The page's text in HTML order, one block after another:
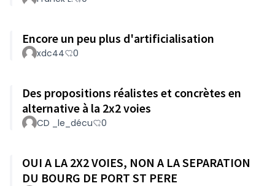
Encore un peu plus d'artificialisation
xdc44 0
Des propositions réalistes et concrètes en
alternative à la 2x2 voies
CD _le_décu 0
OUI A LA 2X2 VOIES, NON A LA SEPARATION
DU BOURG DE PORT ST PERE